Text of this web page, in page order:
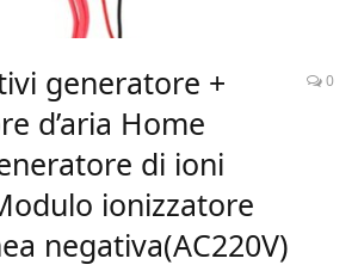
generatore +
d’aria Home
di ioni
ionizzatore
negativa(AC220V)
0